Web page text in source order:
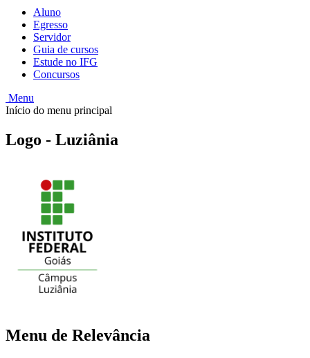
Aluno
Egresso
Servidor
Guia de cursos
Estude no IFG
Concursos
Menu
Início do menu principal
Logo - Luziânia
Menu de Relevância